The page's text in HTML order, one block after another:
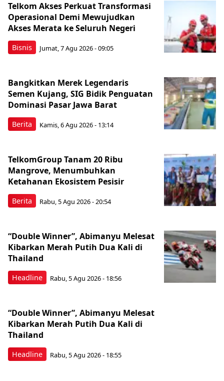
Bisnis
Telkom Akses Perkuat Transformasi
Operasional Demi Mewujudkan
Akses Merata ke Seluruh Negeri
Jumat, 7 Agu 2026 - 09:05
Berita
Bangkitkan Merek Legendaris
Semen Kujang, SIG Bidik Penguatan
Dominasi Pasar Jawa Barat
Kamis, 6 Agu 2026 - 13:14
Berita
TelkomGroup Tanam 20 Ribu
Mangrove, Menumbuhkan
Ketahanan Ekosistem Pesisir
Rabu, 5 Agu 2026 - 20:54
Headline
“Double Winner”, Abimanyu Melesat
Kibarkan Merah Putih Dua Kali di
Thailand
Rabu, 5 Agu 2026 - 18:56
Headline
“Double Winner”, Abimanyu Melesat
Kibarkan Merah Putih Dua Kali di
Thailand
Rabu, 5 Agu 2026 - 18:55